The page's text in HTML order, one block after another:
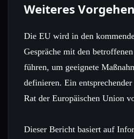
Weiteres Vorgehen
Die EU wird in den
Gespräche mit den
führen, um geeignete
definieren. Ein
Rat der Europäischen Union
Dieser Bericht basiert auf